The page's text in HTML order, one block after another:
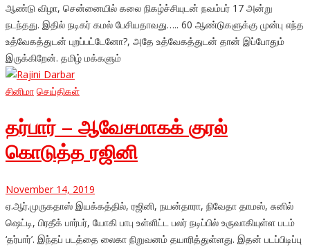
ஆண்டு விழா, சென்னையில் கலை நிகழ்ச்சியுடன் நவம்பர் 17 அன்று
நடந்தது. இதில் நடிகர் கமல் பேசியதாவது….. 60 ஆண்டுகளுக்கு முன்பு எந்த
உத்வேகத்துடன் புறப்பட்டேனோ?, அதே உத்வேகத்துடன் தான் இப்போதும்
இருக்கிறேன். தமிழ் மக்களும்
சினிமா செய்திகள்
தர்பார் – ஆவேசமாகக் குரல்
கொடுத்த ரஜினி
November 14, 2019
ஏ.ஆர்.முருகதாஸ் இயக்கத்தில், ரஜினி, நயன்தாரா, நிவேதா தாமஸ், சுனில்
ஷெட்டி, பிரதீக் பார்பர், யோகி பாபு உள்ளிட்ட பலர் நடிப்பில் உருவாகியுள்ள படம்
‘தர்பார்’. இந்தப் படத்தை லைகா நிறுவனம் தயாரித்துள்ளது. இதன் படப்பிடிப்பு